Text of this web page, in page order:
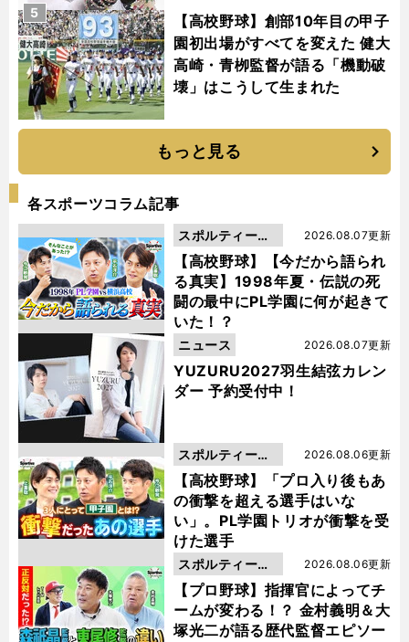
【高校野球】創部10年目の甲子
園初出場がすべてを変えた 健大
高崎・青栁監督が語る「機動破
壊」はこうして生まれた
5
もっと見る
各スポーツコラム記事
【高校野球】【今だから語られ
る真実】1998年夏・伝説の死
闘の最中にPL学園に何が起きて
いた！？
2026.08.07更新
スポルティーバ
動画
YUZURU2027羽生結弦カレン
ダー 予約受付中！
2026.08.07更新
ニュース
【高校野球】「プロ入り後もあ
の衝撃を超える選手はいな
い」。PL学園トリオが衝撃を受
けた選手
2026.08.06更新
スポルティーバ
動画
【プロ野球】指揮官によってチ
ームが変わる！？ 金村義明＆大
塚光二が語る歴代監督エピソー
2026.08.06更新
スポルティーバ
動画